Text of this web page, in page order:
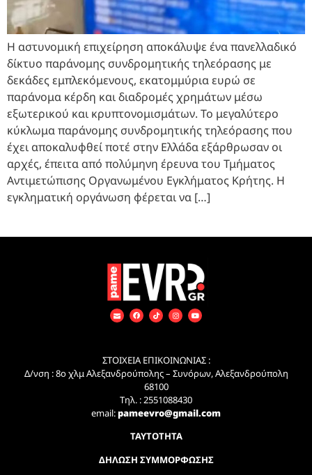
Η αστυνομική επιχείρηση αποκάλυψε ένα πανελλαδικό
δίκτυο παράνομης συνδρομητικής τηλεόρασης με
δεκάδες εμπλεκόμενους, εκατομμύρια ευρώ σε
παράνομα κέρδη και διαδρομές χρημάτων μέσω
εξωτερικού και κρυπτονομισμάτων. Το μεγαλύτερο
κύκλωμα παράνομης συνδρομητικής τηλεόρασης που
έχει αποκαλυφθεί ποτέ στην Ελλάδα εξάρθρωσαν οι
αρχές, έπειτα από πολύμηνη έρευνα του Τμήματος
Αντιμετώπισης Οργανωμένου Εγκλήματος Κρήτης. Η
εγκληματική οργάνωση φέρεται να […]
ΣΤΟΙΧΕΙΑ ΕΠΙΚΟΙΝΩΝΙΑΣ :
Δ/νση : 8ο χλμ Αλεξανδρούπολης – Συνόρων, Αλεξανδρούπολη
68100
Τηλ. : 2551088430
email:pameevro@gmail.com
ΤΑΥΤΟΤΗΤΑ
ΔΗΛΩΣΗ ΣΥΜΜΟΡΦΩΣΗΣ